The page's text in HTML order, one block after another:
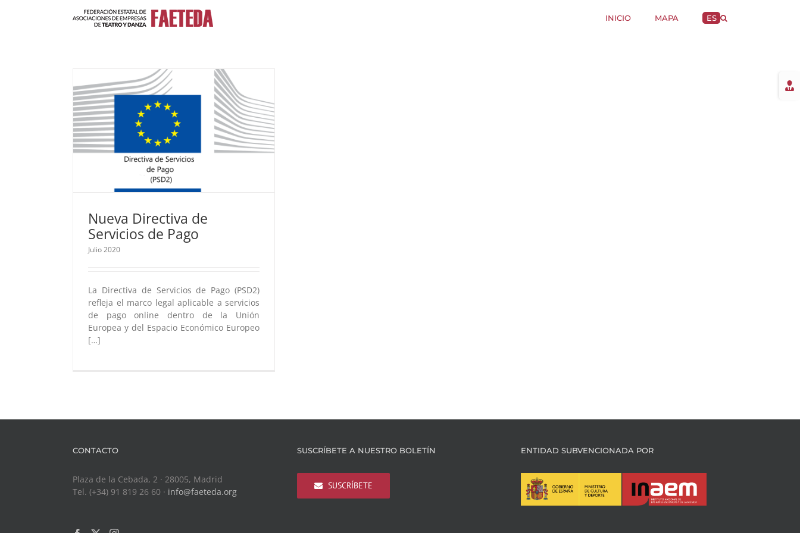
INICIO MAPA ES
Nueva Directiva de
Servicios de Pago
Julio 2020
La Directiva de Servicios de Pago (PSD2)
refleja el marco legal aplicable a servicios
de pago online dentro de la Unión
Europea y del Espacio Económico Europeo
[…]
CONTACTO
Plaza de la Cebada, 2 · 28005, Madrid
Tel. (+34) 91 819 26 60 · info@faeteda.org
SUSCRÍBETE A NUESTRO BOLETÍN
SUSCRÍBETE
ENTIDAD SUBVENCIONADA POR